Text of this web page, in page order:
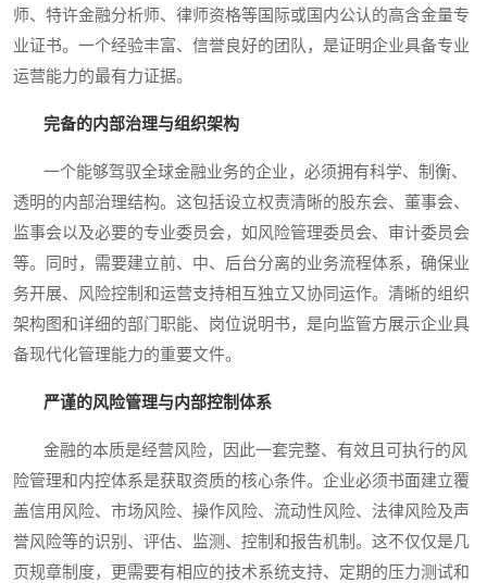
师、特许金融分析师、律师资格等国际或国内公认的高含金量专
业证书。一个经验丰富、信誉良好的团队，是证明企业具备专业
运营能力的最有力证据。
完备的内部治理与组织架构
一个能够驾驭全球金融业务的企业，必须拥有科学、制衡、
透明的内部治理结构。这包括设立权责清晰的股东会、董事会、
监事会以及必要的专业委员会，如风险管理委员会、审计委员会
等。同时，需要建立前、中、后台分离的业务流程体系，确保业
务开展、风险控制和运营支持相互独立又协同运作。清晰的组织
架构图和详细的部门职能、岗位说明书，是向监管方展示企业具
备现代化管理能力的重要文件。
严谨的风险管理与内部控制体系
金融的本质是经营风险，因此一套完整、有效且可执行的风
险管理和内控体系是获取资质的核心条件。企业必须书面建立覆
盖信用风险、市场风险、操作风险、流动性风险、法律风险及声
誉风险等的识别、评估、监测、控制和报告机制。这不仅仅是几
页规章制度，更需要有相应的技术系统支持、定期的压力测试和